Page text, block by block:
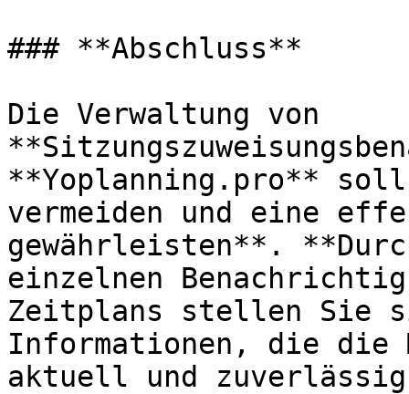
### **Abschluss**
Die Verwaltung von
**Yoplanning.pro**
vermeiden und eine
gewährleisten**.
einzelnen
Zeitplans stellen Sie
Informationen, die
aktuell und